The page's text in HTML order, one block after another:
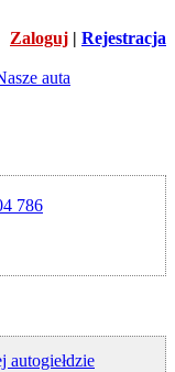
Zaloguj | Rejestracja
auta
786
autogiełdzie